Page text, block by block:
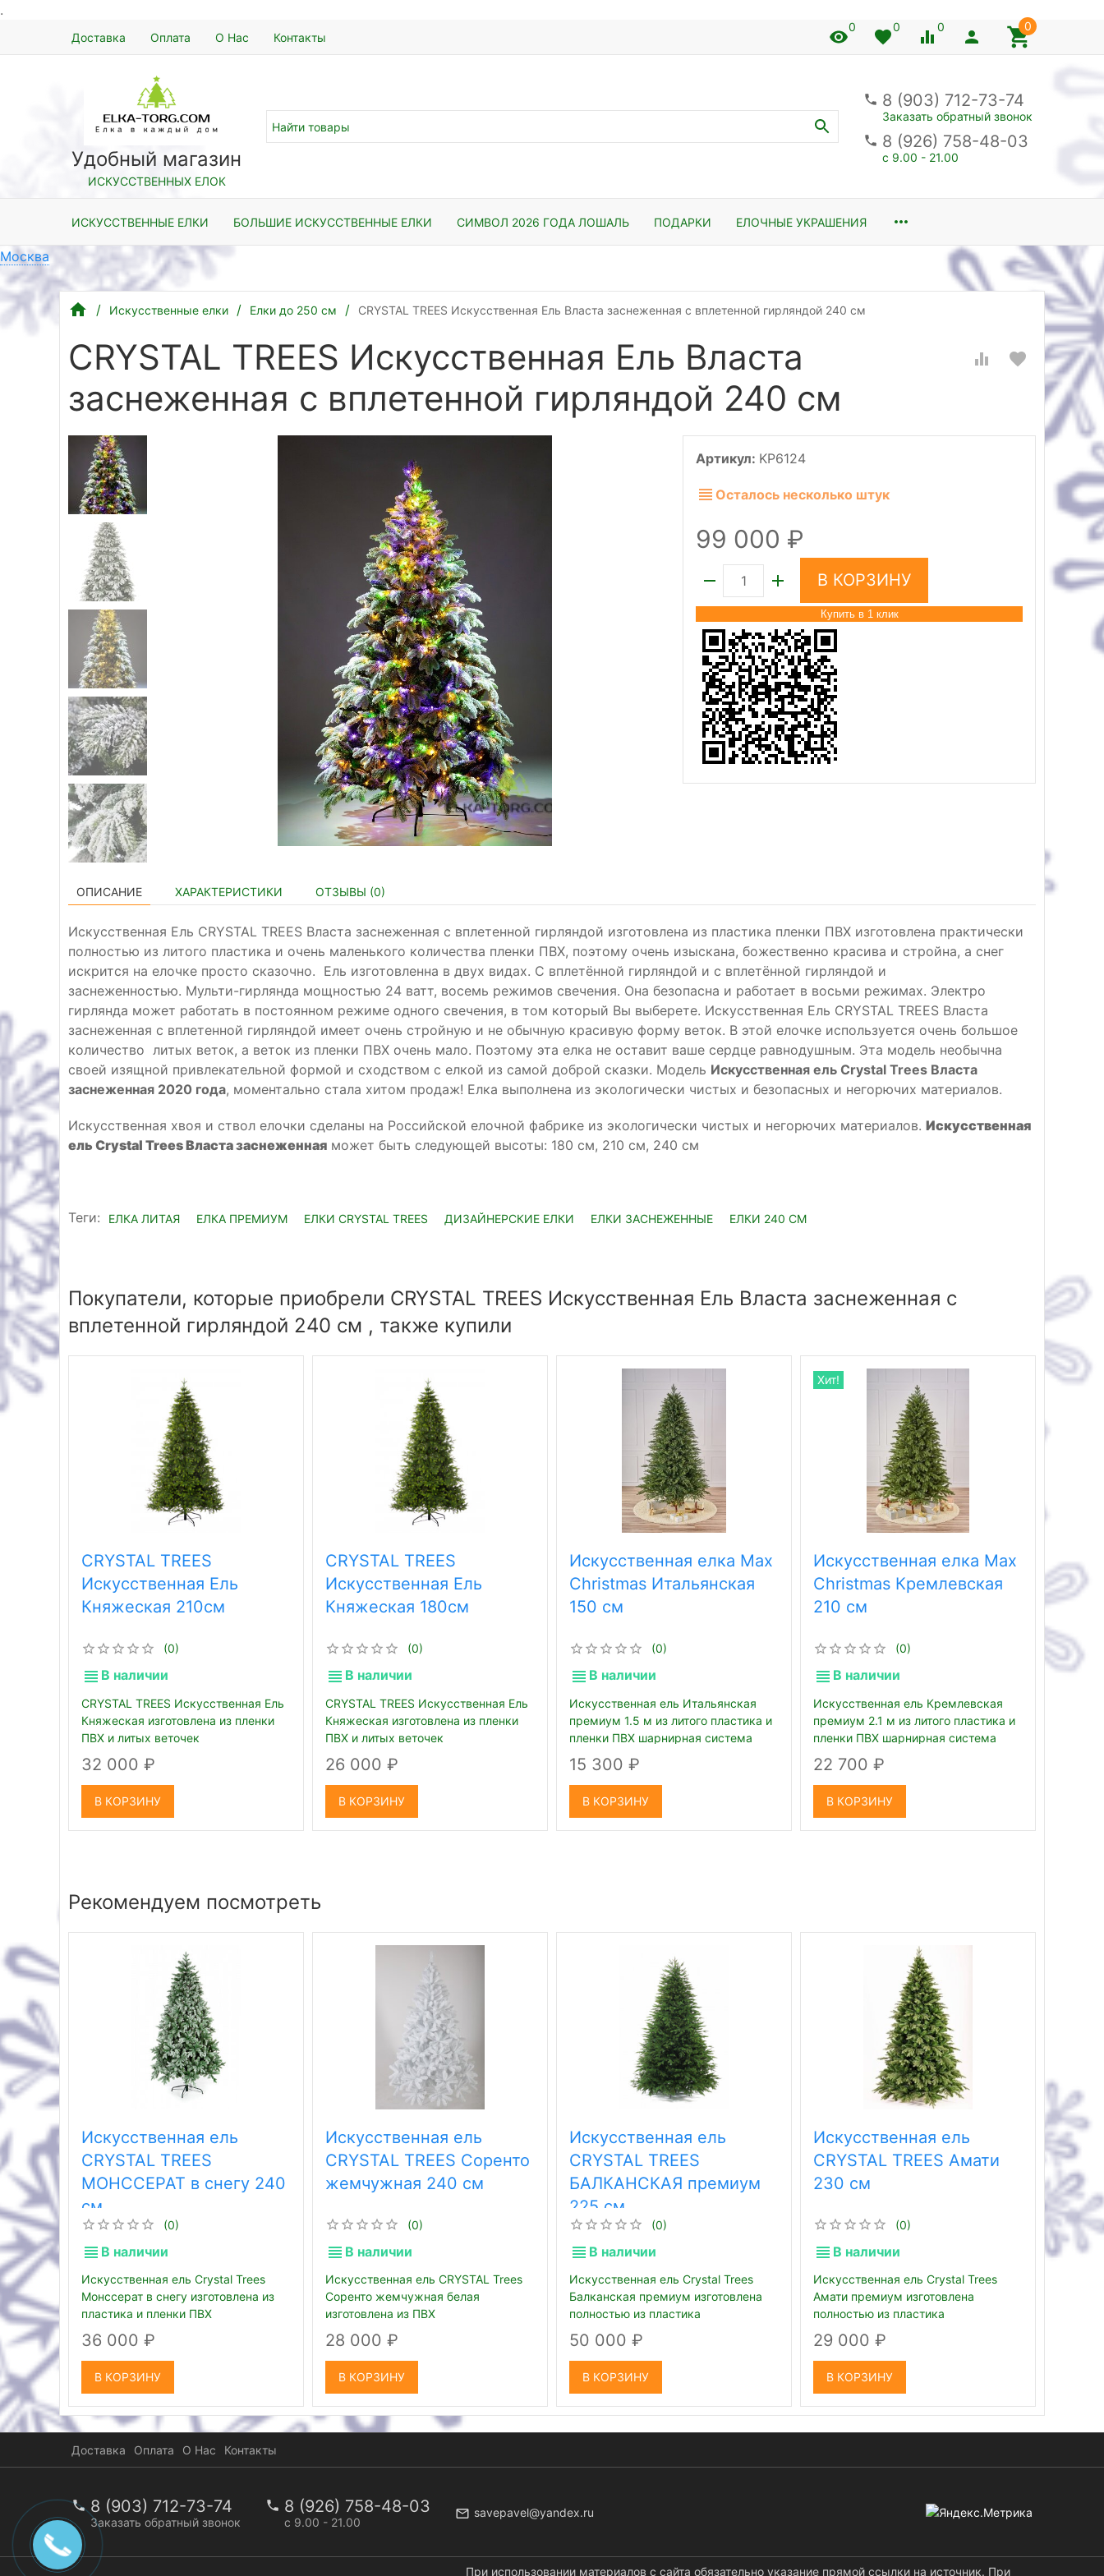
.
Доставка Оплата О Нас Контакты
0 0 0 0
Удобный магазин
ИСКУССТВЕННЫХ ЕЛОК
8 (903) 712-73-74
Заказать обратный звонок
8 (926) 758-48-03
с 9.00 - 21.00
ИСКУССТВЕННЫЕ ЕЛКИ БОЛЬШИЕ ИСКУССТВЕННЫЕ ЕЛКИ СИМВОЛ 2026 ГОДА ЛОШАЛЬ ПОДАРКИ ЕЛОЧНЫЕ УКРАШЕНИЯ
Москва
Искусственные елки Елки до 250 см CRYSTAL TREES Искусственная Ель Власта заснеженная с вплетенной гирляндой 240 см
CRYSTAL TREES Искусственная Ель Власта
заснеженная с вплетенной гирляндой 240 см
Артикул: KP6124
Осталось несколько штук
99 000
В КОРЗИНУ
Купить в 1 клик
ОПИСАНИЕ ХАРАКТЕРИСТИКИ ОТЗЫВЫ (0)
Искусственная Ель CRYSTAL TREES Власта заснеженная с вплетенной гирляндой изготовлена из пластика пленки ПВХ изготовлена практически
полностью из литого пластика и очень маленького количества пленки ПВХ, поэтому очень изыскана, божественно красива и стройна, а снег
искрится на елочке просто сказочно. Ель изготовленна в двух видах. С вплетённой гирляндой и с вплетённой гирляндой и
заснеженностью. Мульти-гирлянда мощностью 24 ватт, восемь режимов свечения. Она безопасна и работает в восьми режимах. Электро
гирлянда может работать в постоянном режиме одного свечения, в том который Вы выберете. Искусственная Ель CRYSTAL TREES Власта
заснеженная с вплетенной гирляндой имеет очень стройную и не обычную красивую форму веток. В этой елочке используется очень большое
количество литых веток, а веток из пленки ПВХ очень мало. Поэтому эта елка не оставит ваше сердце равнодушным. Эта модель необычна
своей изящной привлекательной формой и сходством с елкой из самой доброй сказки. Модель Искусственная ель Crystal Trees Власта
заснеженная 2020 года, моментально стала хитом продаж! Елка выполнена из экологически чистых и безопасных и негорючих материалов.
Искусственная хвоя и ствол елочки сделаны на Российской елочной фабрике из экологически чистых и негорючих материалов. Искусственная
ель Crystal Trees Власта заснеженная может быть следующей высоты: 180 см, 210 см, 240 см
Теги: ЕЛКА ЛИТАЯ ЕЛКА ПРЕМИУМ ЕЛКИ CRYSTAL TREES ДИЗАЙНЕРСКИЕ ЕЛКИ ЕЛКИ ЗАСНЕЖЕННЫЕ ЕЛКИ 240 СМ
Покупатели, которые приобрели CRYSTAL TREES Искусственная Ель Власта заснеженная с
вплетенной гирляндой 240 см , также купили
CRYSTAL TREES
Искусственная Ель
Княжеская 210см
(0)
В наличии
CRYSTAL TREES Искусственная Ель
Княжеская изготовлена из пленки
ПВХ и литых веточек
32 000
В КОРЗИНУ
CRYSTAL TREES
Искусственная Ель
Княжеская 180см
(0)
В наличии
CRYSTAL TREES Искусственная Ель
Княжеская изготовлена из пленки
ПВХ и литых веточек
26 000
В КОРЗИНУ
Искусственная елка Max
Christmas Итальянская
150 см
(0)
В наличии
Искусственная ель Итальянская
премиум 1.5 м из литого пластика и
пленки ПВХ шарнирная система
веток
15 300
В КОРЗИНУ
Искусственная елка Max
Christmas Кремлевская
210 см
(0)
В наличии
Искусственная ель Кремлевская
премиум 2.1 м из литого пластика и
пленки ПВХ шарнирная система
веток
22 700
В КОРЗИНУ
Хит!
180
Рекомендуем посмотреть
Искусственная ель
CRYSTAL TREES
МОНССЕРАТ в снегу 240
см
(0)
В наличии
Искусственная ель Crystal Trees
Монссерат в снегу изготовлена из
пластика и пленки ПВХ
36 000
В КОРЗИНУ
Искусственная ель
CRYSTAL TREES Соренто
жемчужная 240 см
(0)
В наличии
Искусственная ель СRYSTAL Trees
Соренто жемчужная белая
изготовлена из ПВХ
28 000
В КОРЗИНУ
Искусственная ель
CRYSTAL TREES
БАЛКАНСКАЯ премиум
225 см
(0)
В наличии
Искусственная ель Crystal Trees
Балканская премиум изготовлена
полностью из пластика
50 000
В КОРЗИНУ
Искусственная ель
CRYSTAL TREES Амати
230 см
(0)
В наличии
Искусственная ель Crystal Trees
Амати премиум изготовлена
полностью из пластика
29 000
В КОРЗИНУ
В
Доставка Оплата О Нас Контакты
8 (903) 712-73-74
Заказать обратный звонок
8 (926) 758-48-03
с 9.00 - 21.00
savepavel@yandex.ru
При использовании материалов с сайта обязательно указание прямой ссылки на источник. При